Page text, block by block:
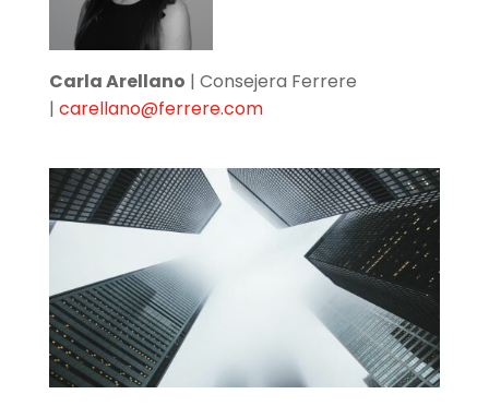
Carla Arellano | Consejera Ferrere
| carellano@ferrere.com